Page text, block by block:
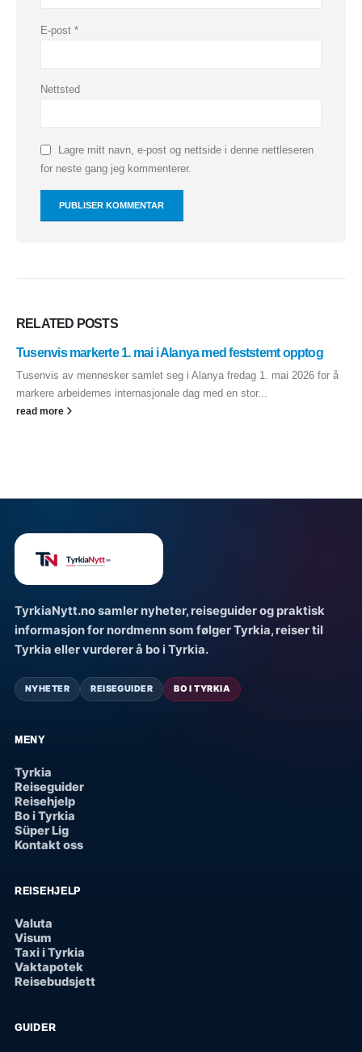
E-post *
Nettsted
Lagre mitt navn, e-post og nettside i denne nettleseren
for neste gang jeg kommenterer.
RELATED POSTS
Tusenvis markerte 1. mai i Alanya med feststemt opptog
Tusenvis av mennesker samlet seg i Alanya fredag 1. mai 2026 for å
markere arbeidernes internasjonale dag med en stor...
read more
TyrkiaNytt.no samler nyheter, reiseguider og praktisk
informasjon for nordmenn som følger Tyrkia, reiser til
Tyrkia eller vurderer å bo i Tyrkia.
NYHETER REISEGUIDER BO I TYRKIA
MENY
Tyrkia
Reiseguider
Reisehjelp
Bo i Tyrkia
Süper Lig
Kontakt oss
REISEHJELP
Valuta
Visum
Taxi i Tyrkia
Vaktapotek
Reisebudsjett
GUIDER